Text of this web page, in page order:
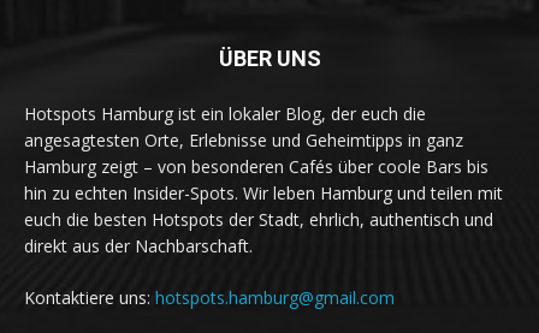
ÜBER UNS
Hotspots Hamburg ist ein lokaler Blog, der euch die
angesagtesten Orte, Erlebnisse und Geheimtipps in ganz
Hamburg zeigt – von besonderen Cafés über coole Bars bis
hin zu echten Insider-Spots. Wir leben Hamburg und teilen mit
euch die besten Hotspots der Stadt, ehrlich, authentisch und
direkt aus der Nachbarschaft.
Kontaktiere uns: hotspots.hamburg@gmail.com